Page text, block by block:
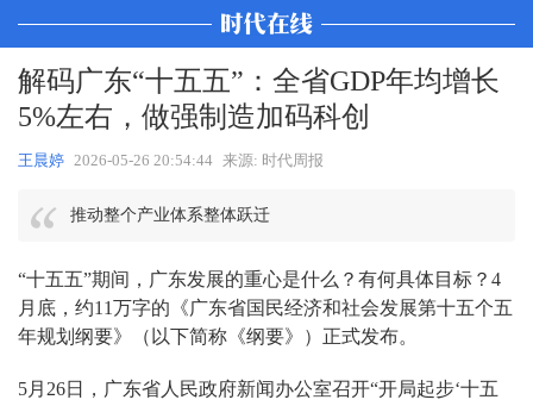
解码广东“十五五”：全省GDP年均增长
5%左右，做强制造加码科创
王晨婷 2026-05-26 20:54:44 来源: 时代周报
推动整个产业体系整体跃迁
“十五五”期间，广东发展的重心是什么？有何具体目标？4
月底，约11万字的《广东省国民经济和社会发展第十五个五
年规划纲要》（以下简称《纲要》）正式发布。
5月26日，广东省人民政府新闻办公室召开“开局起步‘十五